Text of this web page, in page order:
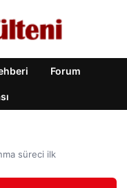
Forum
süreci ilk